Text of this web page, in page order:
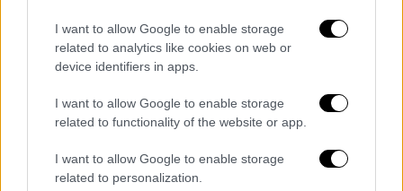
I want to allow Google to enable storage
related to analytics like cookies on web or
device identifiers in apps.
I want to allow Google to enable storage
related to functionality of the website or app.
I want to allow Google to enable storage
related to personalization.